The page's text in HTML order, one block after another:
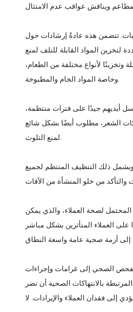
تتضمن هذه عادةً إرشادات حول
لتخزين المواد القابلة للتلف لمنع
وتخزينًا لأنواع مختلفة من الطعام،
وخاصة المواد الخام والمطبوخة.
أيديهم جيدًا على فترات منتظمة،
الشعر، مطلوب أيضًا بشكل شائع
لمنع التلوث.
ويشمل ذلك التنظيف المنتظم لجميع
لصحة العملاء، والذي يمكن
على العملاء المتأثرين بشكل مباشر
الصحي إلى غرامات وإجراءات
بالانتهاكات الصحية أن تضر
إلى فقدان العملاء والإيرادات. لا